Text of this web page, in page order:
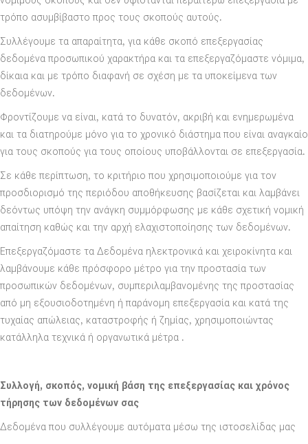
τρόπο ασυμβίβαστο προς τους σκοπούς αυτούς.
Συλλέγουμε τα απαραίτητα, για κάθε σκοπό επεξεργασίας
δεδομένα προσωπικού χαρακτήρα και τα επεξεργαζόμαστε νόμιμα,
δίκαια και με τρόπο διαφανή σε σχέση με τα υποκείμενα των
δεδομένων.
Φροντίζουμε να είναι, κατά το δυνατόν, ακριβή και ενημερωμένα
και τα διατηρούμε μόνο για το χρονικό διάστημα που είναι αναγκαίο
για τους σκοπούς για τους οποίους υποβάλλονται σε επεξεργασία.
Σε κάθε περίπτωση, το κριτήριο που χρησιμοποιούμε για τον
προσδιορισμό της περιόδου αποθήκευσης βασίζεται και λαμβάνει
δεόντως υπόψη την ανάγκη συμμόρφωσης με κάθε σχετική νομική
απαίτηση καθώς και την αρχή ελαχιστοποίησης των δεδομένων.
Επεξεργαζόμαστε τα Δεδομένα ηλεκτρονικά και χειροκίνητα και
λαμβάνουμε κάθε πρόσφορο μέτρο για την προστασία των
προσωπικών δεδομένων, συμπεριλαμβανομένης της προστασίας
από μη εξουσιοδοτημένη ή παράνομη επεξεργασία και κατά της
τυχαίας απώλειας, καταστροφής ή ζημίας, χρησιμοποιώντας
κατάλληλα τεχνικά ή οργανωτικά μέτρα .
Συλλογή, σκοπός, νομική βάση της επεξεργασίας και χρόνος
τήρησης των δεδομένων σας
Δεδομένα που συλλέγουμε αυτόματα μέσω της ιστοσελίδας μας